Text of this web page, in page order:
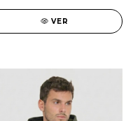
VER